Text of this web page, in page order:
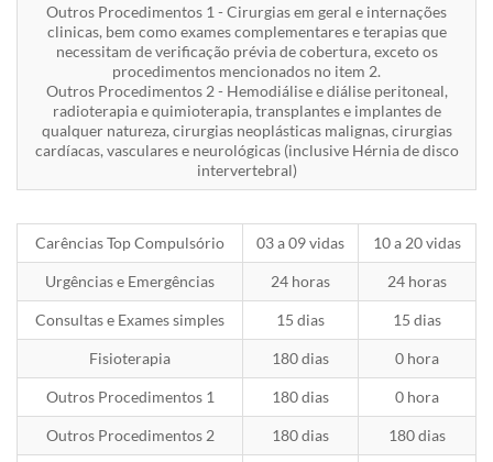
Outros Procedimentos 1 - Cirurgias em geral e internações
clinicas, bem como exames complementares e terapias que
necessitam de verificação prévia de cobertura, exceto os
procedimentos mencionados no item 2.
Outros Procedimentos 2 - Hemodiálise e diálise peritoneal,
radioterapia e quimioterapia, transplantes e implantes de
qualquer natureza, cirurgias neoplásticas malignas, cirurgias
cardíacas, vasculares e neurológicas (inclusive Hérnia de disco
intervertebral)
Carências Top Compulsório 03 a 09 vidas 10 a 20 vidas
Urgências e Emergências 24 horas 24 horas
Consultas e Exames simples 15 dias 15 dias
Fisioterapia 180 dias 0 hora
Outros Procedimentos 1 180 dias 0 hora
Outros Procedimentos 2 180 dias 180 dias